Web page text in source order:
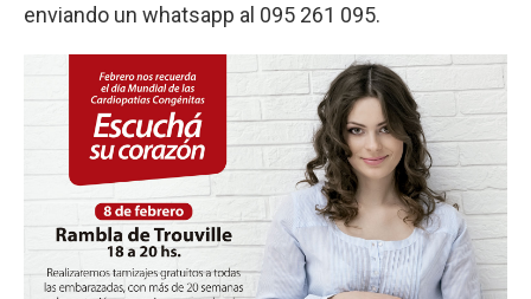
enviando un whatsapp al 095 261 095.